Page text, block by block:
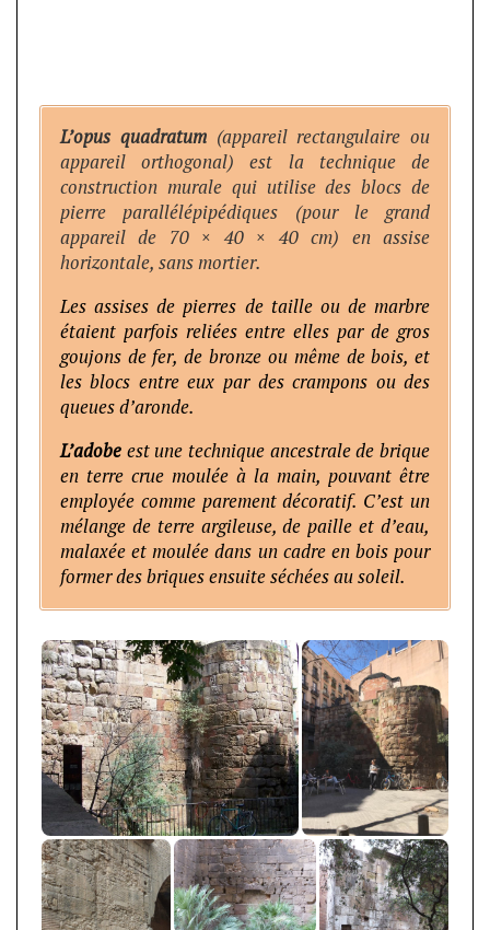
L’opus quadratum(appareil rectangulaire ou
appareil orthogonal) est la technique de
construction murale qui utilise des blocs de
pierre parallélépipédiques (pour le grand
appareil de 70 × 40 × 40 cm) en assise
horizontale, sans mortier.
Les assises de pierres de taille ou de marbre
étaient parfois reliées entre elles par de gros
goujons de fer, de bronze ou même de bois, et
les blocs entre eux par des crampons ou des
queues d’aronde.
L’adobeest une technique ancestrale de brique
en terre crue moulée à la main, pouvant être
employée comme parement décoratif. C’est un
mélange de terre argileuse, de paille et d’eau,
malaxée et moulée dans un cadre en bois pour
former des briques ensuite séchées au soleil.